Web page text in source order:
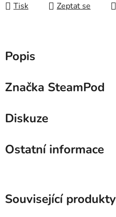
Tisk
Zeptat se
Popis
Značka SteamPod
Diskuze
Ostatní informace
Související produkty